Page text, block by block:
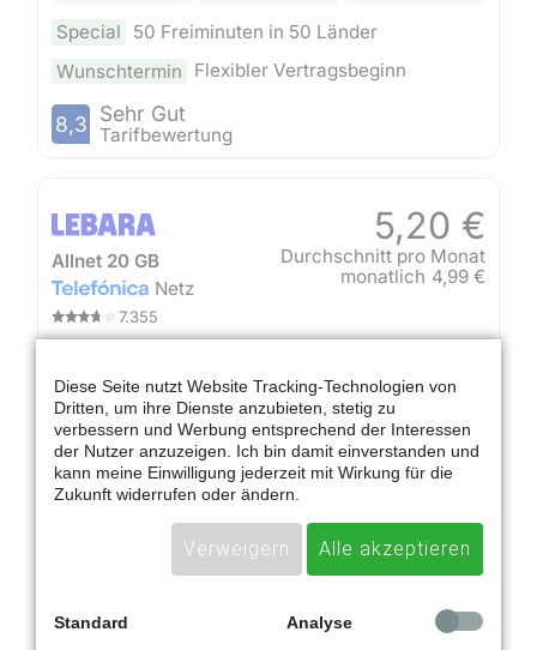
Diese Seite nutzt Website Tracking-Technologien von
Dritten, um ihre Dienste anzubieten, stetig zu
verbessern und Werbung entsprechend der Interessen
der Nutzer anzuzeigen. Ich bin damit einverstanden und
kann meine Einwilligung jederzeit mit Wirkung für die
Zukunft widerrufen oder ändern.
Verweigern Alle akzeptieren
Standard Analyse